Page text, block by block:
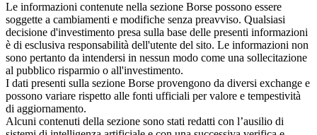
Le informazioni contenute nella sezione Borse possono essere
soggette a cambiamenti e modifiche senza preavviso. Qualsiasi
decisione d'investimento presa sulla base delle presenti informazioni
è di esclusiva responsabilità dell'utente del sito. Le informazioni non
sono pertanto da intendersi in nessun modo come una sollecitazione
al pubblico risparmio o all'investimento.
I dati presenti sulla sezione Borse provengono da diversi exchange e
possono variare rispetto alle fonti ufficiali per valore e tempestività
di aggiornamento.
Alcuni contenuti della sezione sono stati redatti con l’ausilio di